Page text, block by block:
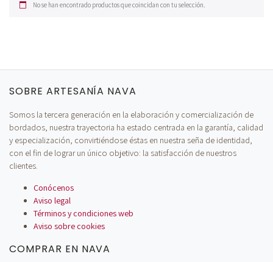
No se han encontrado productos que coincidan con tu selección.
SOBRE ARTESANÍA NAVA
Somos la tercera generación en la elaboración y comercialización de
bordados, nuestra trayectoria ha estado centrada en la garantía, calidad
y especialización, convirtiéndose éstas en nuestra seña de identidad,
con el fin de lograr un único objetivo: la satisfacción de nuestros
clientes.
Conócenos
Aviso legal
Términos y condiciones web
Aviso sobre cookies
COMPRAR EN NAVA